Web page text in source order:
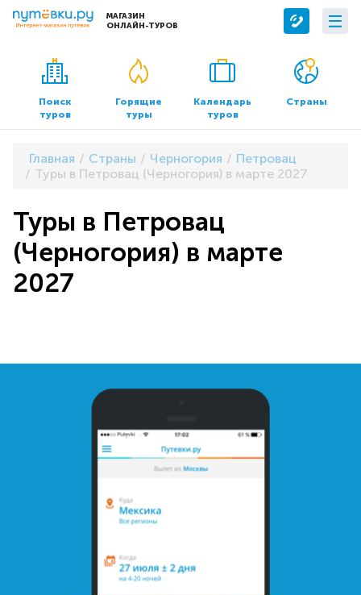
МАГАЗИН
ОНЛАЙН-ТУРОВ
Сервисы
Бронирование отелей
Трансфер
О компании
О нас
Контакты
Документы и реквизиты
Поиск
туров
Горящие
туры
Календарь
туров
Страны
Главная Страны Черногория
Петровац
Туры в Петровац (Черногория) в марте 2027
Туры в Петровац
(Черногория) в марте
2027